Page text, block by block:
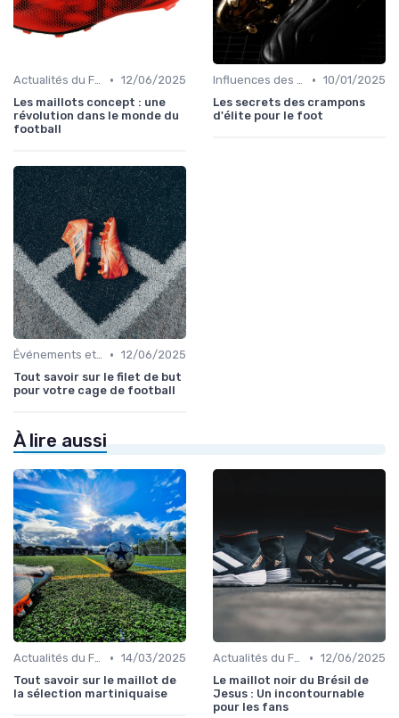
Actualités du Football et Nouveautés • 12/06/2025
Les maillots concept : une
révolution dans le monde du
football
Influences des Joueurs Professionnels • 10/01/2025
Les secrets des crampons
d'élite pour le foot
Événements et Tournois • 12/06/2025
Tout savoir sur le filet de but
pour votre cage de football
À lire aussi
Actualités du Football et Nouveautés • 14/03/2025
Tout savoir sur le maillot de
la sélection martiniquaise
Actualités du Football et Nouveautés • 12/06/2025
Le maillot noir du Brésil de
Jesus : Un incontournable
pour les fans